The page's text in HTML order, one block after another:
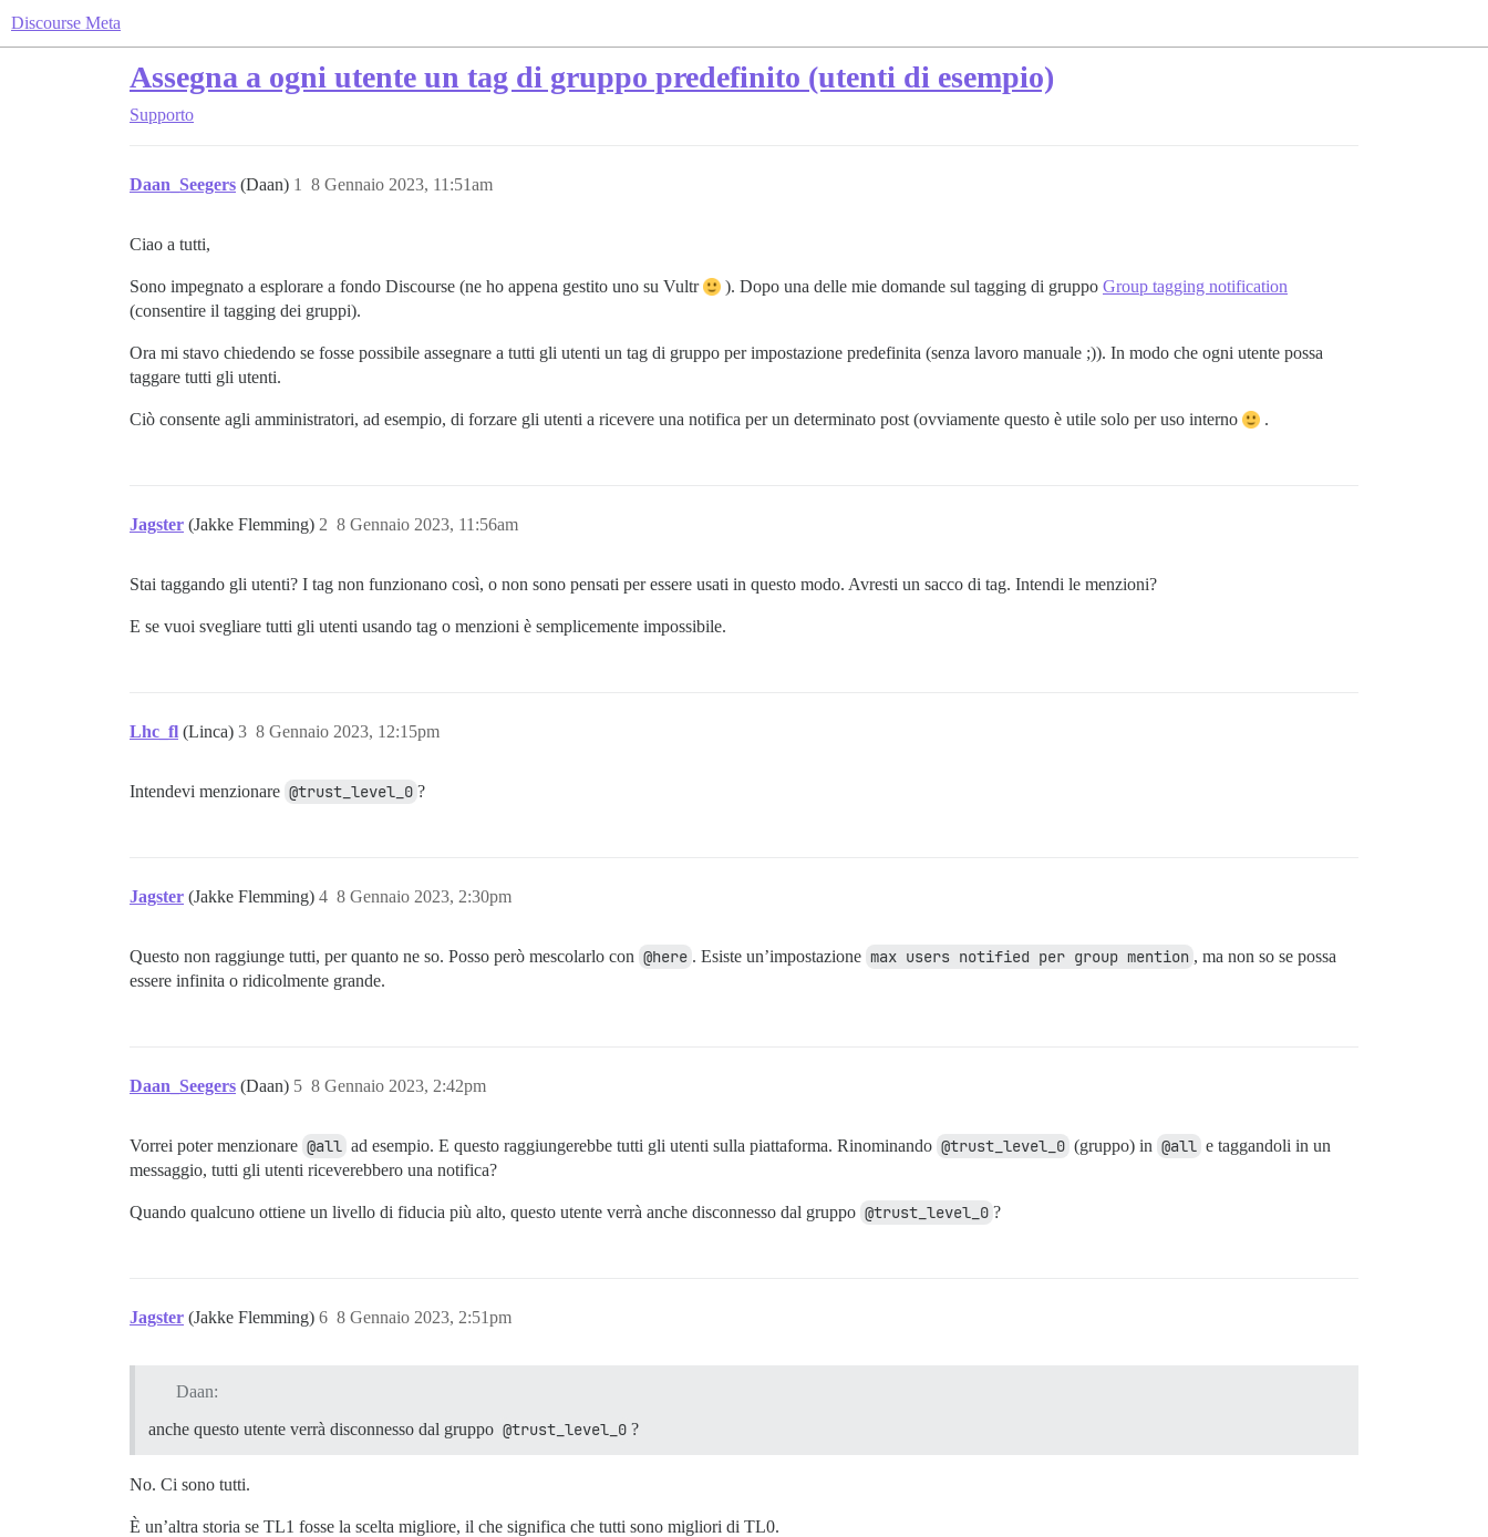
Discourse Meta
Assegna a ogni utente un tag di gruppo predefinito (utenti di esempio)
Supporto
Daan_Seegers (Daan) 8 Gennaio 2023, 11:51am
1
Ciao a tutti,
Sono impegnato a esplorare a fondo Discourse (ne ho appena gestito uno su Vultr ). Dopo una delle mie domande sul tagging di gruppo Group tagging notification
(consentire il tagging dei gruppi).
Ora mi stavo chiedendo se fosse possibile assegnare a tutti gli utenti un tag di gruppo per impostazione predefinita (senza lavoro manuale ;)). In modo che ogni utente possa
taggare tutti gli utenti.
Ciò consente agli amministratori, ad esempio, di forzare gli utenti a ricevere una notifica per un determinato post (ovviamente questo è utile solo per uso interno .
Jagster (Jakke Flemming) 8 Gennaio 2023, 11:56am
2
Stai taggando gli utenti? I tag non funzionano così, o non sono pensati per essere usati in questo modo. Avresti un sacco di tag. Intendi le menzioni?
E se vuoi svegliare tutti gli utenti usando tag o menzioni è semplicemente impossibile.
Lhc_fl (Linca) 8 Gennaio 2023, 12:15pm
3
Intendevi menzionare @trust_level_0 ?
Jagster (Jakke Flemming) 8 Gennaio 2023, 2:30pm
4
Questo non raggiunge tutti, per quanto ne so. Posso però mescolarlo con @here . Esiste un’impostazione max users notified per group mention , ma non so se possa
essere infinita o ridicolmente grande.
Daan_Seegers (Daan) 8 Gennaio 2023, 2:42pm
5
Vorrei poter menzionare @all ad esempio. E questo raggiungerebbe tutti gli utenti sulla piattaforma. Rinominando @trust_level_0 (gruppo) in @all e taggandoli in un
messaggio, tutti gli utenti riceverebbero una notifica?
Quando qualcuno ottiene un livello di fiducia più alto, questo utente verrà anche disconnesso dal gruppo @trust_level_0 ?
Jagster (Jakke Flemming) 8 Gennaio 2023, 2:51pm
6
Daan:
anche questo utente verrà disconnesso dal gruppo @trust_level_0 ?
No. Ci sono tutti.
È un’altra storia se TL1 fosse la scelta migliore, il che significa che tutti sono migliori di TL0.